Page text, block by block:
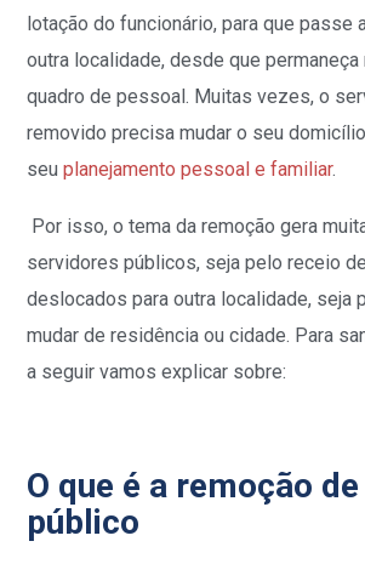
lotação do funcionário, para que passe
outra localidade, desde que permaneça
quadro de pessoal. Muitas vezes, o
removido precisa mudar o seu
seu planejamento pessoal e familiar.
Por isso, o tema da remoção gera
servidores públicos, seja pelo receio
deslocados para outra localidade, seja
mudar de residência ou cidade. Para
a seguir vamos explicar sobre:
O que é a remoção
público